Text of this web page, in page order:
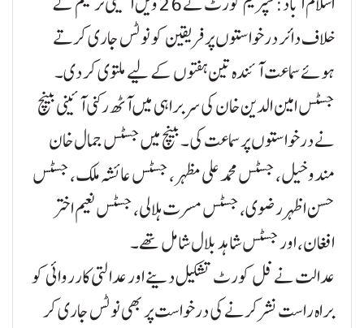
خلاف دائر درخواستوں پر فریقین کو نوٹس جاری کرتے
ہوئے سماعت آئندہ تین ہفتوں کے لیے ملتوی کر دی۔
جسٹس امین الدین خان کی سربراہی میں آٹھ رکنی آئینی بینچ
نے درخواستوں پر سماعت کی۔ بینچ میں جسٹس جمال خان
مندوخیل، جسٹس محمد علی مظہر، جسٹس عائشہ ملک، جسٹس
حسن اظہر رضوی، جسٹس مسرت ہلالی، جسٹس نعیم اختر
افغان، اور جسٹس شاہد بلال شامل تھے۔
عدالت نے فل کورٹ تشکیل دینے اور عدالتی کارروائی کو
براہ راست نشر کرنے کی درخواست پر بھی نوٹس جاری کر